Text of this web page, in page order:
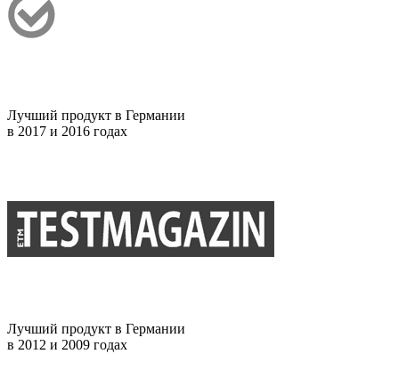
Лучший продукт в Германии
в 2017 и 2016 годах
Лучший продукт в Германии
в 2012 и 2009 годах